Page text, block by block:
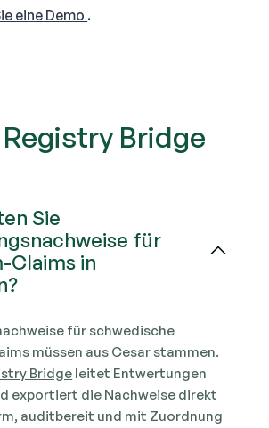
eine Demo .
Registry Bridge
Sie
für
Claims in
für schwedische
müssen aus Cesar stammen.
Bridge leitet Entwertungen
exportiert die Nachweise direkt
auditbereit und mit Zuordnung